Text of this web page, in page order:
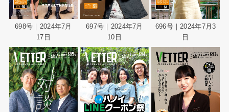
698号｜2024年7月
17日
697号｜2024年7月
10日
696号｜2024年7月3
日